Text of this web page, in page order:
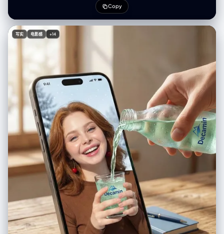
(ELS/LS/MLS/MS/MCU/CU/ECU/Low/Worm’s-eye/High/Bird’s-
foreground/mid/background, leading lines, gaze direction -
Action/beat: what visibly happens (simple, executable) - Camera:
consistent; call out highlight/shadow emphasis - Sound/atmos
(optional): one line (wind, city hum, footsteps, metal creak) to support
editing rhythm Hard requirements: - Must include: 1 environment-
establishing wide, 1 intimate close-up, 1 extreme detail ECU, and 1
power-angle shot (low or high). - Ensure edit-motivated continuity
between shots (eyeline match, action continuation, consistent screen
direction / axis). </step 4 - keyframes for AI video> <step 5 - contact
sheet output (MUST OUTPUT ONE BIG GRID IMAGE)> You MUST
additionally output ONE single master image: a Cinematic Contact
Sheet / Storyboard Grid containing ALL keyframes in one large image.
- Default grid: 3x3. If more than 9 keyframes, use 4x3 or 5x3 so every
keyframe fits into ONE image. Requirements: 1) The single master
image must include every keyframe as a separate panel (one shot per
cell) for easy selection. 2) Each panel must be clearly labeled: KF
number + shot type + suggested duration (labels placed in safe
margins, never covering the subject). 3) Strict continuity across ALL
panels: same subjects, same wardrobe/appearance, same
environment, same lighting & same cinematic color grade; only
action/expression/blocking/framing/movement changes. 4) DoF
shifts realistically: shallow in close-ups, deeper in wides; photoreal
盒玩具般精致的细节和柔和的灯光，唤起人们对悠闲午后旅途的美好感受。
微缩人物的摆放位置请参考随附的角色设定图。--ar 2:3
Copy
写实 电影感 +14